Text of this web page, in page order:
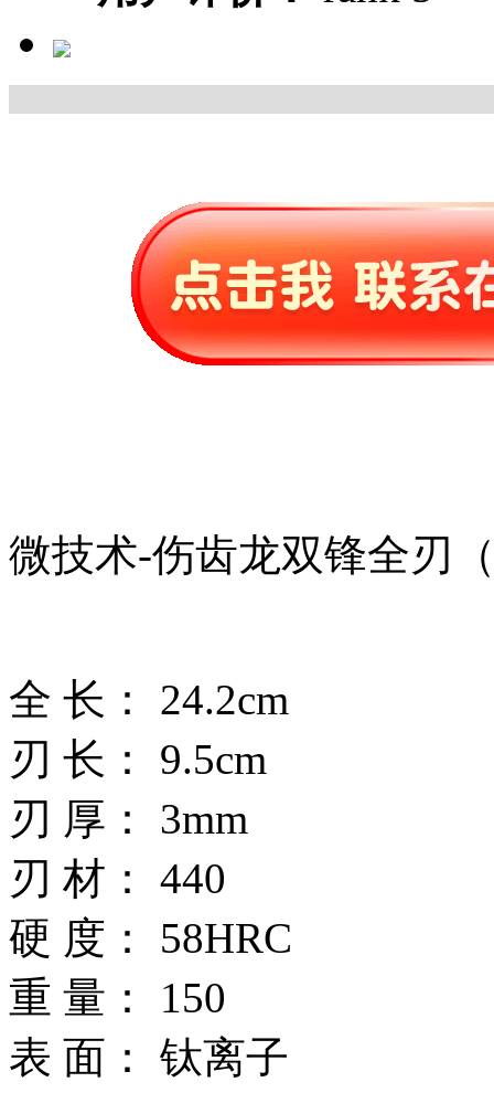
微技术-伤齿龙双锋全刃
全 长： 24.2cm
刃 长： 9.5cm
刃 厚： 3mm
刃 材： 440
硬 度： 58HRC
重 量： 150
表 面： 钛离子